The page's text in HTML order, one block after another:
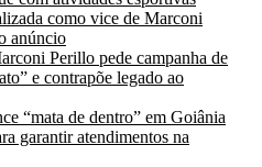
como vice de Marconi
anúncio
Perillo pede campanha de
e contrapõe legado ao
“mata de dentro” em Goiânia
garantir atendimentos na